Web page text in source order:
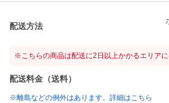
配送方法
※こちらの商品は配送に2日以上かかるエリア
配送料金（送料）
※離島などの例外はあります。詳細はこちら